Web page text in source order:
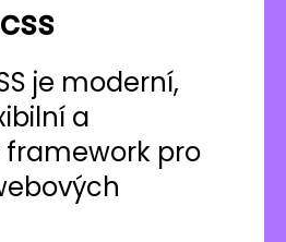
je moderní,
a
framework pro